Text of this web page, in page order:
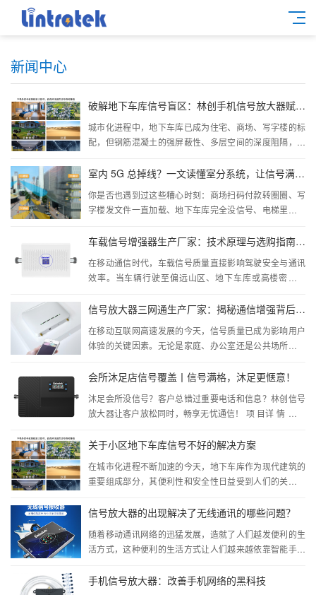
新闻中心
破解地下车库信号盲区：林创手机信号放大器赋能城市地下空间通信升级
城市化进程中，地下车库已成为住宅、商场、写字楼的标
配，但钢筋混凝土的强屏蔽性、多层空间的深度阻隔，以
号盲区&rdq...
室内 5G 总掉线？一文读懂室分系统，让信号满格不卡顿
你是否也遇到过这些糟心时刻：商场扫码付款转圈圈、写
字楼发文件一直加载、地下车库完全没信号、电梯里通话
90% 的问题，都...
车载信号增强器生产厂家：技术原理与选购指南全解析
在移动通信时代，车载信号质量直接影响驾驶安全与通讯
效率。当车辆行驶至偏远山区、地下车库或高楼密集区
生产厂家正是通过技...
信号放大器三网通生产厂家：揭秘通信增强背后的技术力量
在移动互联网高速发展的今天，信号质量已成为影响用户
体验的关键因素。无论是家庭、办公室还是公共场所，弱
通设备的出现，为...
会所沐足店信号覆盖丨信号满格，沐足更惬意！
沐足会所没信号？客户总错过重要电话和信息？林创信号
放大器让客户放松同时，畅享无忧通信！ 项 目详 情 本案
修完毕正式...
关于小区地下车库信号不好的解决方案
在城市化进程不断加速的今天，地下车库作为现代建筑的
重要组成部分，其便利性和安全性日益受到人们的关注。
一大难题。这不仅...
信号放大器的出现解决了无线通讯的哪些问题？
随着移动通讯网络的迅猛发展，造就了人们越发便利的生
活方式，这种便利的生活方式让人们越来越依靠智能手机
是直线传播的，通常...
手机信号放大器：改善手机网络的黑科技